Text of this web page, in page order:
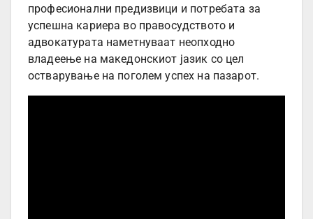
професионални предизвици и потребата за
успешна кариера во правосудството и
адвокатурата наметнуваат неопходно
владеење на македонскиот јазик со цел
остварување на поголем успех на пазарот.